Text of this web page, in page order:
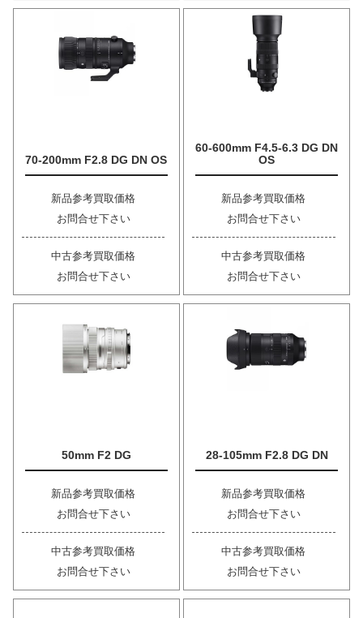
70-200mm F2.8 DG DN OS
新品参考買取価格
お問合せ下さい
中古参考買取価格
お問合せ下さい
60-600mm F4.5-6.3 DG DN
OS
新品参考買取価格
お問合せ下さい
中古参考買取価格
お問合せ下さい
50mm F2 DG
新品参考買取価格
お問合せ下さい
中古参考買取価格
お問合せ下さい
28-105mm F2.8 DG DN
新品参考買取価格
お問合せ下さい
中古参考買取価格
お問合せ下さい